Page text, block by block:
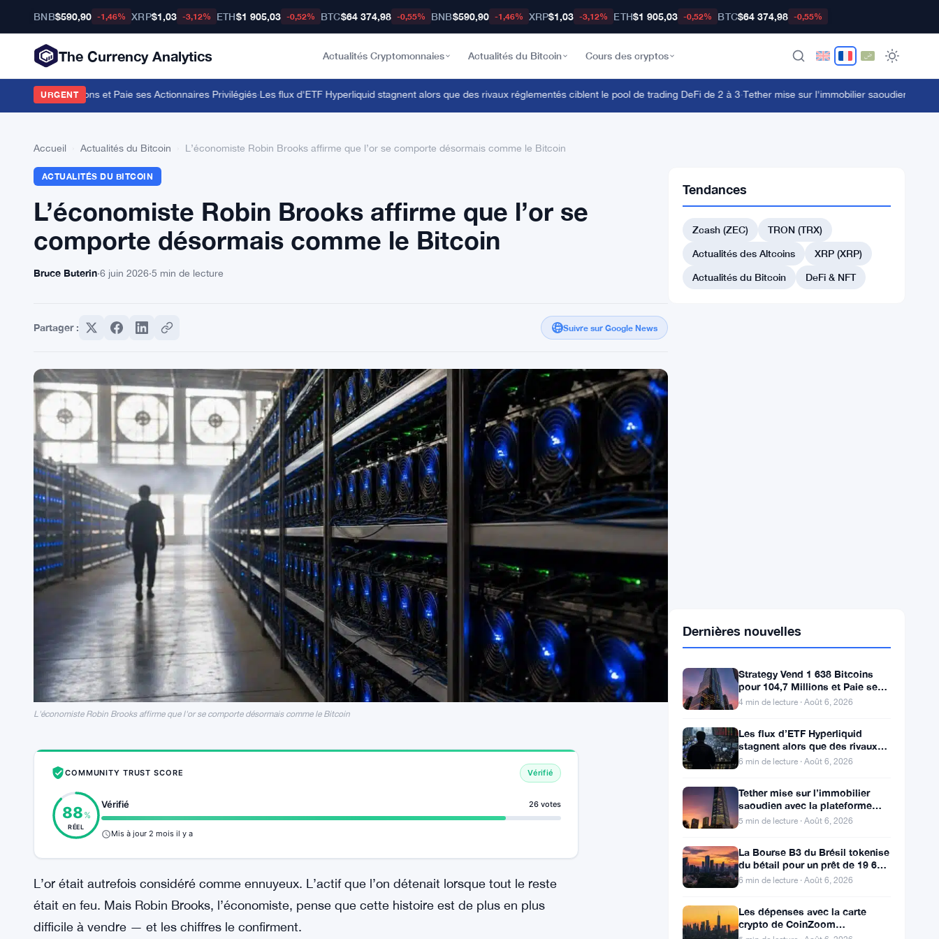
BNB$590,90 -1,46% XRP$1,03 -3,12% ETH$1 905,03 -0,52% BTC$64 374,98 -0,55% BNB$590,90 -1,46% XRP$1,03 -3,12% ETH$1 905,03 -0,52% BTC$64 374,98 -0,55%
The Currency Analytics Actualités Cryptomonnaies Actualités du Bitcoin Cours des cryptos
URGENT
104,7 Millions et Paie ses Actionnaires Privilégiés·Les flux d'ETF Hyperliquid stagnent alors que des rivaux réglementés ciblent le pool de trading DeFi de 2 à 3 ·Tether mise sur l'immobilier saoudien avec la
Accueil Actualités du Bitcoin L’économiste Robin Brooks affirme que l’or se comporte désormais comme le Bitcoin
ACTUALITÉS DU BITCOIN
L’économiste Robin Brooks affirme que l’or se
comporte désormais comme le Bitcoin
Bruce Buterin·6 juin 2026·5 min de lecture
Partager : Suivre sur Google News
L'économiste Robin Brooks affirme que l'or se comporte désormais comme le Bitcoin
COMMUNITY TRUST SCORE Vérifié
88 %
RÉEL
Vérifié 26 votes
Mis à jour 2 mois il y a
L’or était autrefois considéré comme ennuyeux. L’actif que l’on détenait lorsque tout le reste
était en feu. Mais Robin Brooks, l’économiste, pense que cette histoire est de plus en plus
difficile à vendre — et les chiffres le confirment.
Tendances
Zcash (ZEC)
TRON (TRX)
Actualités des Altcoins
XRP (XRP)
Actualités du Bitcoin
DeFi & NFT
Strategy Vend 1 638 Bitcoins
Actionnaires Privilégiés
4 min de lecture · Août 6, 2026
Les flux d’ETF Hyperliquid
réglementés ciblent le pool de
trading DeFi de 2 à 3
6 min de lecture · Août 6, 2026